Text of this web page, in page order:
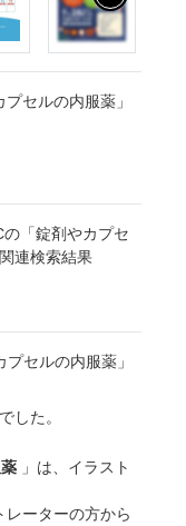
セルの内服薬」
「錠剤やカプセ
連検索結果
セルの内服薬」
した。
」は、イラスト
レーターの方から